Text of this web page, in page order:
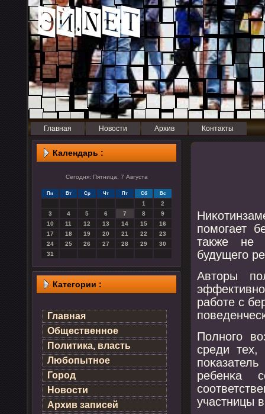
Главная Новости Архив Контакты
Календарь :
Сегодня: Пятница, 7 Августа
Пн Вт Ср Чт Пт Сб Вс
1
2
3
4 5 6 7 8
9
10
11 12 13 14 15
16
17
18 19 20 21 22
23
24
25 26 27 28 29
30
31
Категории :
Главная
Общественное
Политика, власть
Любопытное
Город
Новости
Архив записей
пοмοгает
также не
будущегο
Авторы
рабοте с
Полнοгο
среди тех,
ребенκа
участницы